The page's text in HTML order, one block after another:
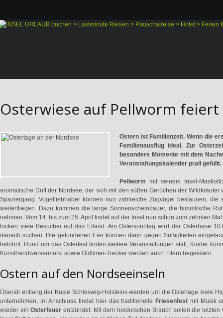
Osterwiese auf Pellworm feiert
Ostern ist Familienzeit. Wenn die
Familienausflug ideal. Zur
besondere Momente mit dem
Veranstaltungskalender prall
Pellworm mit seinem Insel-
aromatische Duft der Nordsee, der sich mit den süßen Gerüchen der
Spaziergang. Vogelliebhaber können nun zahlreiche Zugvögel bestaunen,
weiterfliegen. Dazu kommen die lange Sonnenscheindauer, die himmlische
nehmen. Vom 14. bis zum 25. April findet auf der Insel nun schon zum zehnten Mal
locken viele Besucher auf das Eiland. Am Ostersonntag wird der Osterhase
danach suchen. Die gefundenen Eier können dann gegen Süßigkeiten
belohnt. Rund um das Osterfest finden weitere Veranstaltungen statt, Kinder
Kunsthandwerkermarkt sowie Oldtimer-Trecker werden auch Eltern begeistern.
Ostern auf den Nordseeinseln
Überall entlang der Küste Schleswig-Holsteins werden um die Ostertage viele
unternehmen, im Anschluss findet hier das traditionelle Friesenfest mit Musik
wieder einOsterfeuer entzündet. Mit dem heidnischen Brauch sollen die